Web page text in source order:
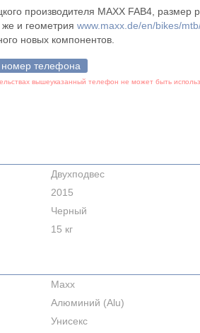
производителя MAXX FAB4,
и геометрия www.maxx.de/en/bikes/
новых компонентов.
номер телефона
Двухподвес
2015
Черный
15 кг
Maxx
Алюминий (Alu)
Унисекс